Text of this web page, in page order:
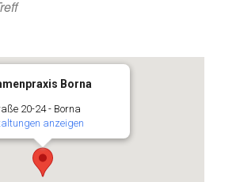
Borna
20-24 - Borna
anzeigen